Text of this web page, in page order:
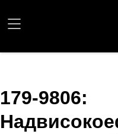
179-9806: